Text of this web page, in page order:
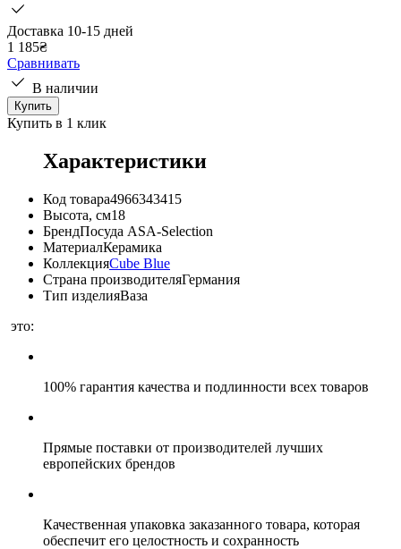
Доставка 10-15 дней
1 185₴
Сравнивать
В наличии
Купить
Купить в 1 клик
Характеристики
Код товара4966343415
Высота, см18
БрендПосуда ASA-Selection
МатериалКерамика
КоллекцияCube Blue
Страна производителяГермания
Тип изделияВаза
это:
100% гарантия качества и подлинности всех товаров
Прямые поставки от производителей лучших
европейских брендов
Качественная упаковка заказанного товара, которая
обеспечит его целостность и сохранность